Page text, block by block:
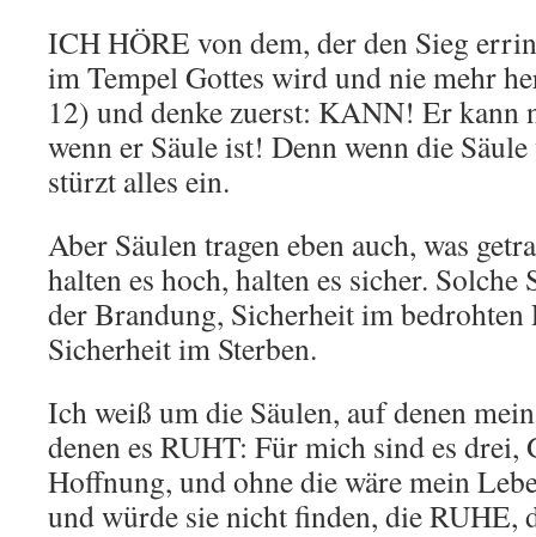
ICH HÖRE von dem, der den Sieg
im Tempel Gottes wird und nie mehr
12) und denke zuerst: KANN! Er kann
wenn er Säule ist! Denn wenn die
stürzt alles ein.
Aber Säulen tragen eben auch, was
halten es hoch, halten es sicher. Solche
der Brandung, Sicherheit im bedrohten
Sicherheit im Sterben.
Ich weiß um die Säulen, auf denen
denen es RUHT: Für mich sind es drei,
Hoffnung, und ohne die wäre mein
und würde sie nicht finden, die RUHE,